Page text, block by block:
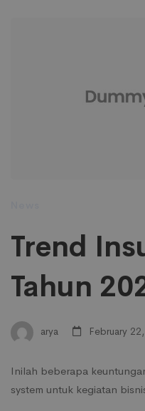
Trend
Tahun
arya February
Inilah beberapa
system untuk kegiatan